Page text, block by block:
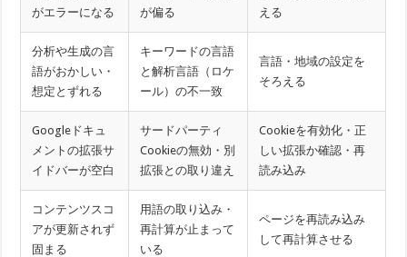
がエラーになる
が偏る
える
分析や生成の言
語がおかしい・
想定とずれる
キーワードの言語
と解析言語（ロケ
ール）の不一致
言語・地域の設定を
そろえる
Googleドキュ
メントの拡張サ
イドバーが空白
サードパーティ
Cookieの無効・別
拡張との取り違え
Cookieを有効化・正
しい拡張か確認・再
読み込み
コンテンツスコ
アが更新されず
固まる
用語の取り込み・
再計算が止まって
いる
ページを再読み込み
して再計算させる